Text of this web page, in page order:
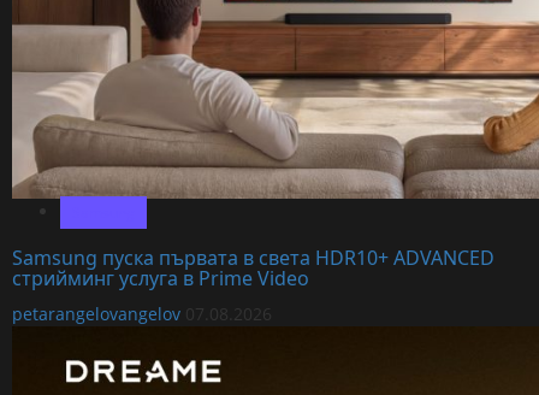
Samsung пуска първата в света HDR10+ ADVANCED
стрийминг услуга в Prime Video
petarangelovangelov 07.08.2026